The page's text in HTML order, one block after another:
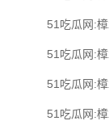
51吃瓜网:
51吃瓜网:
51吃瓜网:
51吃瓜网: